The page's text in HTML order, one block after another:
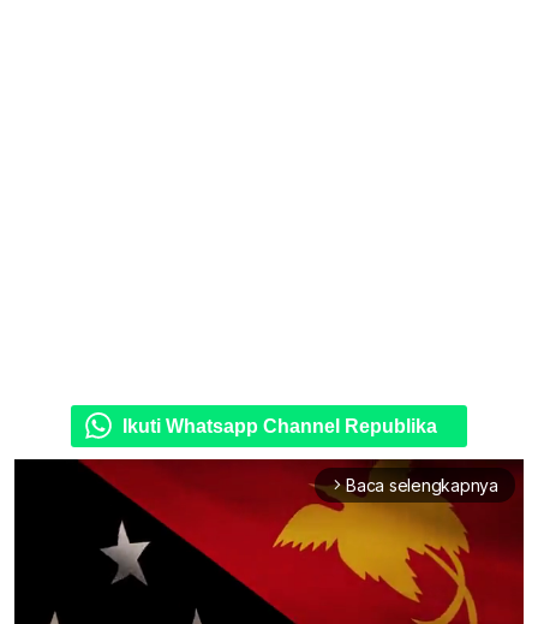
Ikuti Whatsapp Channel Republika
arrow_forward_ios Baca selengkapnya